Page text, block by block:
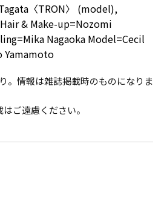
〈TRON〉 (model),
& Make-up=Nozomi
Nagaoka Model=Cecil
Yamamoto
。情報は雑誌掲載時のものになりま
ご遠慮ください。